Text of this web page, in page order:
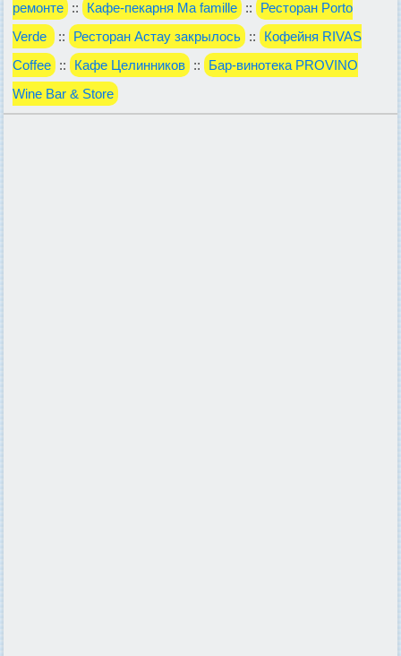
ремонте :: Кафе-пекарня Ma famille ::
Ресторан Porto
Verde
:: Ресторан Астау закрылось ::
Кофейня RIVAS
Coffee :: Кафе Целинников ::
Бар-винотека PROVINO
Wine Bar & Store